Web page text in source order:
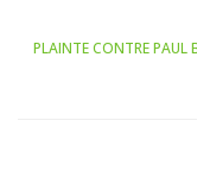
PLAINTE CONTRE PAUL